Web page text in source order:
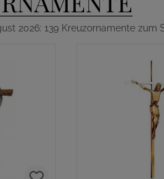
2026: 139 Kreuzornamente